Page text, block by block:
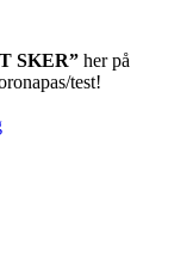
SKER” her på
test!